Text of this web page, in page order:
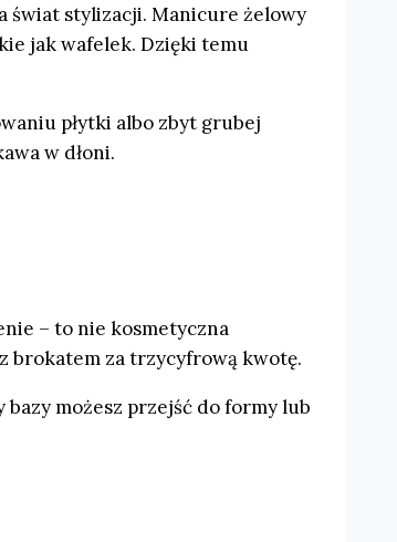
świat stylizacji. Manicure żelowy
jak wafelek. Dzięki temu
płytki albo zbyt grubej
w dłoni.
– to nie kosmetyczna
brokatem za trzycyfrową kwotę.
możesz przejść do formy lub